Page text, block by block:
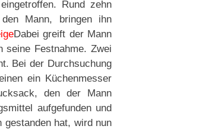
Rund zehn
Mann, bringen ihn
Dabei greift der Mann
seine Festnahme. Zwei
Bei der Durchsuchung
ein Küchenmesser
den der Mann
aufgefunden und
gestanden hat, wird nun